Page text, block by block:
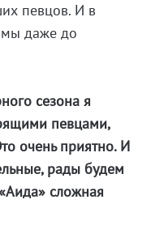
певцов. И в
мы даже до
сезона я
певцами,
очень приятно. И
рады будем
сложная